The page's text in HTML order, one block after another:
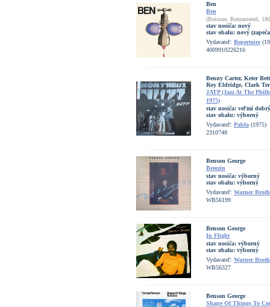
Ben
Ben
(Reissue, Remastered,
stav nosiča: nový
stav obalu: nový
Vydavateľ: Repertoire
4009910226216
Benny Carter, Keter
Roy Eldridge, Clark
JATP (Jazz At The
1975)
stav nosiča: veľmi
stav obalu: výborný
Vydavateľ: Pablo (1975)
2310748
Benson George
Breezin
stav nosiča: výborný
stav obalu: výborný
Vydavateľ: Warner
WB56199
Benson George
In Flight
stav nosiča: výborný
stav obalu: výborný
Vydavateľ: Warner
WB56327
Benson George
Shape Of Things To